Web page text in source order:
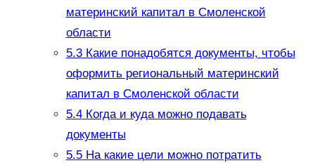
материнский капитал в Смоленской
области
5.3Какие понадобятся документы, чтобы
оформить региональный материнский
капитал в Смоленской области
5.4Когда и куда можно подавать
документы
5.5На какие цели можно потратить